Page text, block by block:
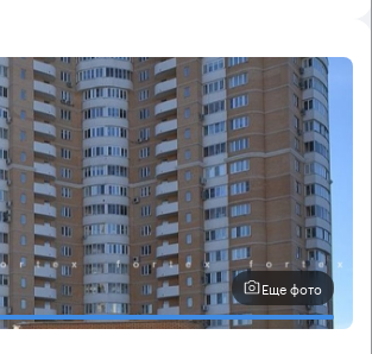
Еще фото